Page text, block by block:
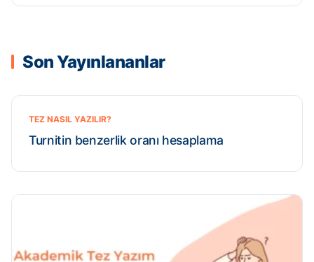
Son Yayınlananlar
TEZ NASIL YAZILIR?
Turnitin benzerlik oranı hesaplama